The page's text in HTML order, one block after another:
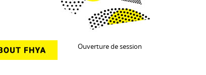
Ouverture de session